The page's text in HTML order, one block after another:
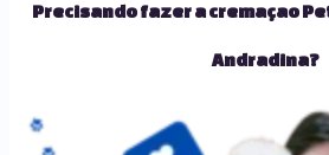
Precisando fazer a cremaçao
Andradina?